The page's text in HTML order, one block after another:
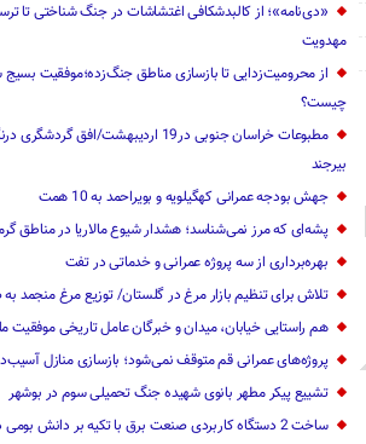
«دی‌نامه»؛ از کالبدشکافی اغتشاشات در جنگ شناختی تا
مهدویت
از محرومیت‌زدایی تا بازسازی مناطق جنگ‌زده؛موفقیت بسیج
چیست؟
مطبوعات خراسان جنوبی در19 اردیبهشت/افق
بیرجند
جهش بودجه عمرانی کهگیلویه و بویراحمد به 10 همت
پشه‌ای که مرز نمی‌شناسد؛ هشدار شیوع مالاریا‌ در مناطق
بهره‌برداری از سه پروژه عمرانی و خدماتی در تفت
تلاش برای تنظیم بازار مرغ در گلستان/ توزیع مرغ منجمد
هم راستایی خیابان، میدان و خبرگان عامل تاریخی موفقیت
پروژه‌های عمرانی قم متوقف نمی‌شود؛ بازسازی منازل
تشییع پیکر مطهر بانوی شهیده جنگ تحمیلی سوم در بوشهر
ساخت 2 دستگاه کاربردی صنعت برق با تکیه بر دانش بومی در گیلان